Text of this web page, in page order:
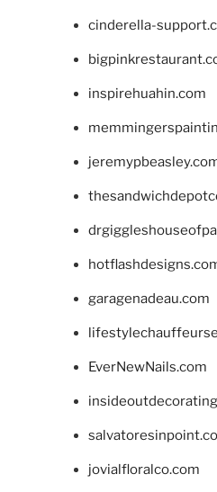
cinderella-
inspirehuahin.com
garagenadeau.com
EverNewNails.com
jovialfloralco.com